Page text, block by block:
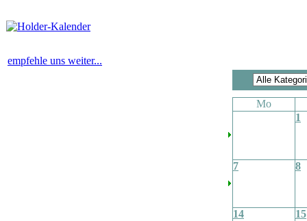
empfehle uns weiter...
Mo
1
7 8
14 15